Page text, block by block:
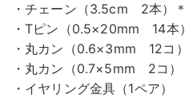
・チェーン（3.5cm 2本）＊
・Tピン（0.5×20mm 14本）
・丸カン（0.6×3mm 12コ）
・丸カン（0.7×5mm 2コ）
・イヤリング金具（1ペア）